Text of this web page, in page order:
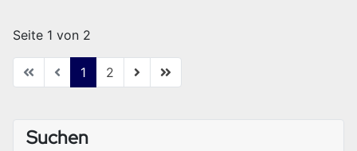
Seite 1 von 2
1 2
Suchen